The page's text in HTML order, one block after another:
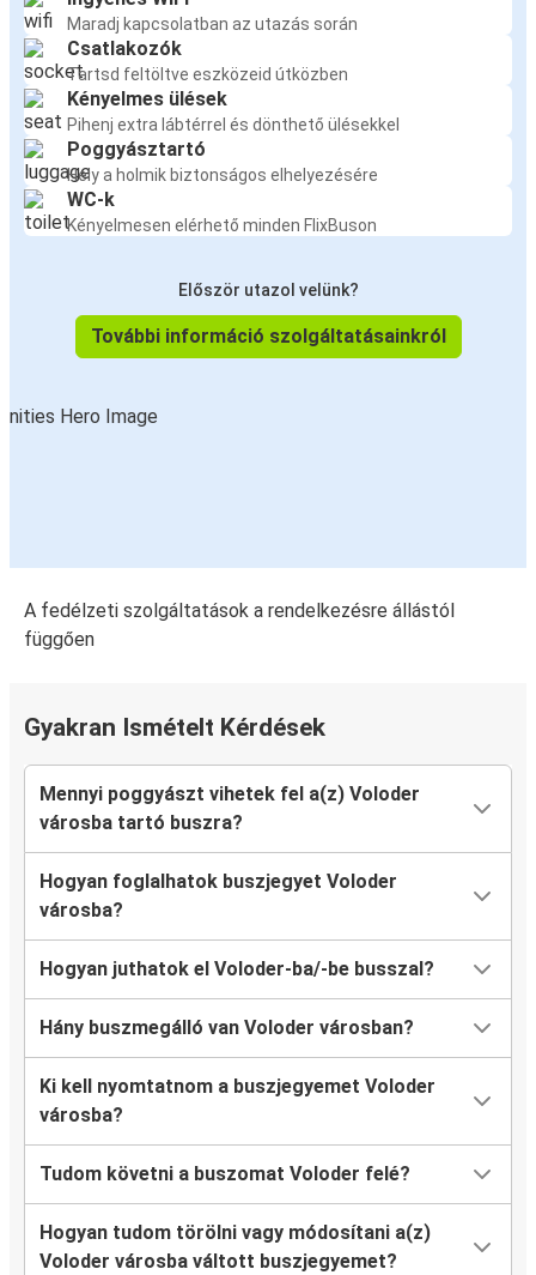
Maradj kapcsolatban az utazás során
Csatlakozók
Tartsd feltöltve eszközeid útközben
Kényelmes ülések
Pihenj extra lábtérrel és dönthető ülésekkel
Poggyásztartó
Hely a holmik biztonságos elhelyezésére
WC-k
Kényelmesen elérhető minden FlixBuson
Először utazol velünk?
További információ szolgáltatásainkról
A fedélzeti szolgáltatások a rendelkezésre állástól
függően
Gyakran Ismételt Kérdések
Mennyi poggyászt vihetek fel a(z) Voloder
városba tartó buszra?
Hogyan foglalhatok buszjegyet Voloder
városba?
Hogyan juthatok el Voloder-ba/-be busszal?
Hány buszmegálló van Voloder városban?
Ki kell nyomtatnom a buszjegyemet Voloder
városba?
Tudom követni a buszomat Voloder felé?
Hogyan tudom törölni vagy módosítani a(z)
Voloder városba váltott buszjegyemet?